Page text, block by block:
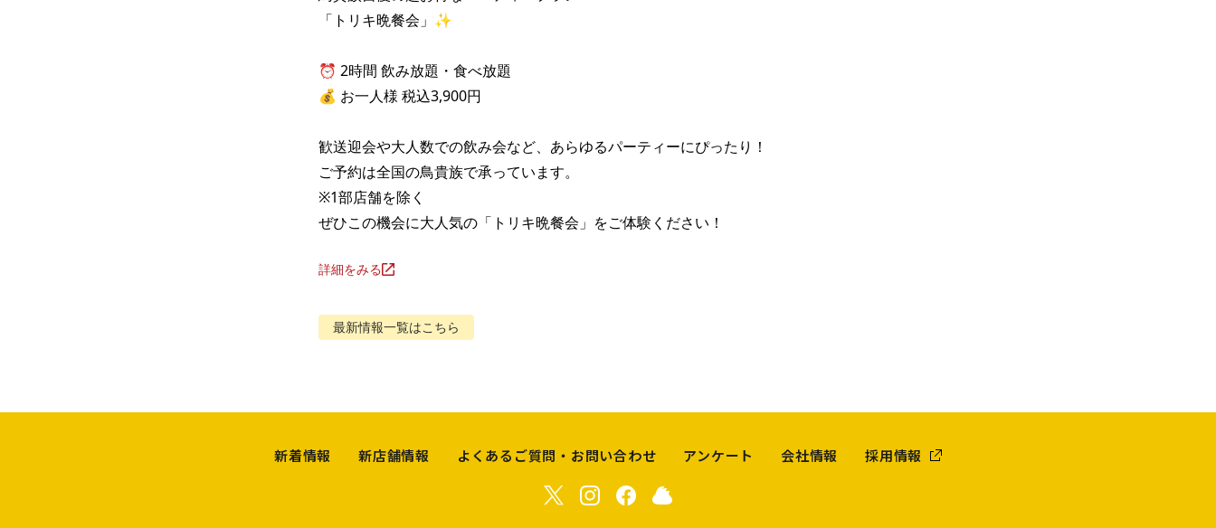
「トリキ晩餐会」✨
⏰ 2時間 飲み放題・食べ放題
💰 お一人様 税込3,900円
歓送迎会や大人数での飲み会など、あらゆるパーティーにぴったり！
ご予約は全国の鳥貴族で承っています。
※1部店舗を除く
ぜひこの機会に大人気の「トリキ晩餐会」をご体験ください！
詳細をみる
最新情報一覧はこちら
新着情報 新店舗情報 よくあるご質問・お問い合わせ アンケート 会社情報 採用情報